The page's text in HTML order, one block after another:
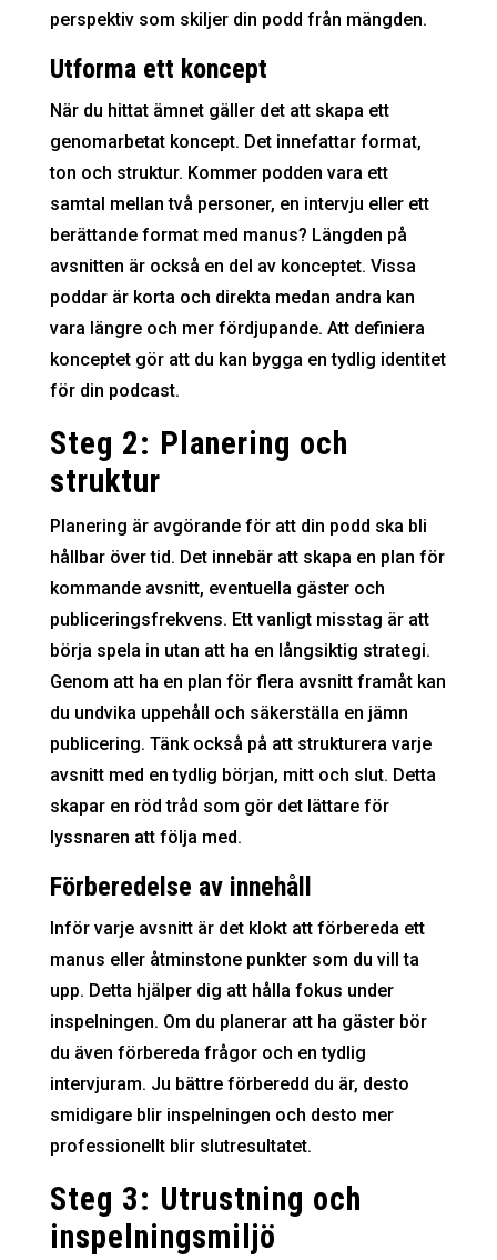
perspektiv som skiljer din podd från mängden.
Utforma ett koncept
När du hittat ämnet gäller det att skapa ett
genomarbetat koncept. Det innefattar format,
ton och struktur. Kommer podden vara ett
samtal mellan två personer, en intervju eller ett
berättande format med manus? Längden på
avsnitten är också en del av konceptet. Vissa
poddar är korta och direkta medan andra kan
vara längre och mer fördjupande. Att definiera
konceptet gör att du kan bygga en tydlig identitet
för din podcast.
Steg 2: Planering och
struktur
Planering är avgörande för att din podd ska bli
hållbar över tid. Det innebär att skapa en plan för
kommande avsnitt, eventuella gäster och
publiceringsfrekvens. Ett vanligt misstag är att
börja spela in utan att ha en långsiktig strategi.
Genom att ha en plan för flera avsnitt framåt kan
du undvika uppehåll och säkerställa en jämn
publicering. Tänk också på att strukturera varje
avsnitt med en tydlig början, mitt och slut. Detta
skapar en röd tråd som gör det lättare för
lyssnaren att följa med.
Förberedelse av innehåll
Inför varje avsnitt är det klokt att förbereda ett
manus eller åtminstone punkter som du vill ta
upp. Detta hjälper dig att hålla fokus under
inspelningen. Om du planerar att ha gäster bör
du även förbereda frågor och en tydlig
intervjuram. Ju bättre förberedd du är, desto
smidigare blir inspelningen och desto mer
professionellt blir slutresultatet.
Steg 3: Utrustning och
inspelningsmiljö